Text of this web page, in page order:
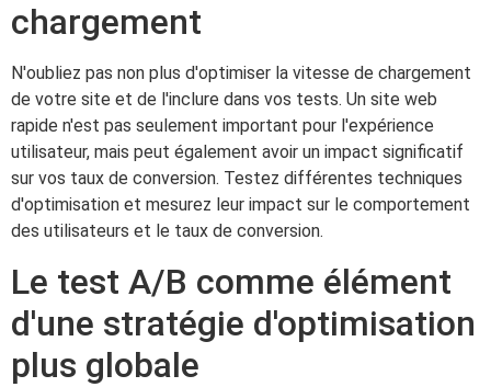
chargement
N'oubliez pas non plus d'optimiser la vitesse de chargement
de votre site et de l'inclure dans vos tests. Un site web
rapide n'est pas seulement important pour l'expérience
utilisateur, mais peut également avoir un impact significatif
sur vos taux de conversion. Testez différentes techniques
d'optimisation et mesurez leur impact sur le comportement
des utilisateurs et le taux de conversion.
Le test A/B comme élément
d'une stratégie d'optimisation
plus globale